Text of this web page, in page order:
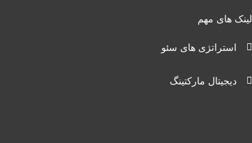
لینک های مهم
استراتژی های سئو
دیجیتال مارکتینگ